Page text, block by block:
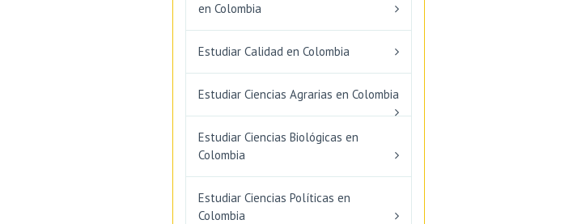
en Colombia
Estudiar Calidad en Colombia
Estudiar Ciencias Agrarias en Colombia
Estudiar Ciencias Biológicas en
Colombia
Estudiar Ciencias Políticas en
Colombia